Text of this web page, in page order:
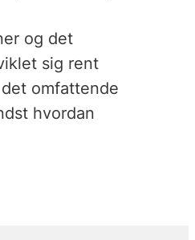
og det
sig rent
omfattende
hvordan